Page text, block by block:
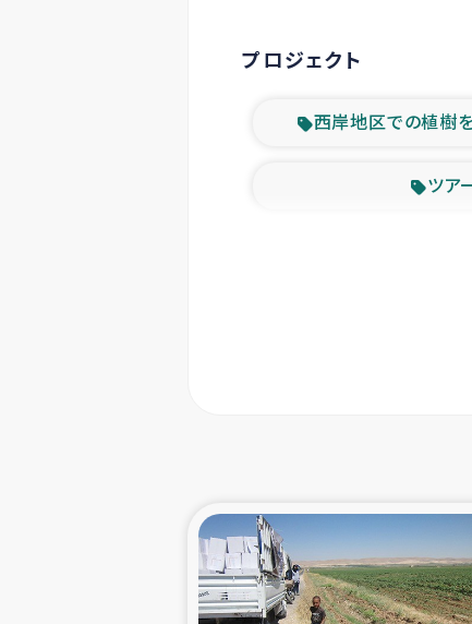
プロジェクト
西岸地区での植樹
ツア
緊
東ティ
スリラ